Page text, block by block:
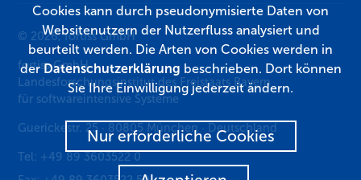
© 2026, fortiss GmbH
fortiss GmbH
Landesforschungsinstitut des Freistaats Bayern
für softwareintensive Systeme
Guerickestr. 25 · 80805 München · Deutschland
Tel: +49 89 3603522 0
Cookies kann durch pseudonymisierte Daten von
Websitenutzern der Nutzerfluss analysiert und
beurteilt werden. Die Arten von Cookies werden in
derDatenschutzerklärung beschrieben. Dort können
Sie Ihre Einwilligung jederzeit ändern.
Nur erforderliche Cookies